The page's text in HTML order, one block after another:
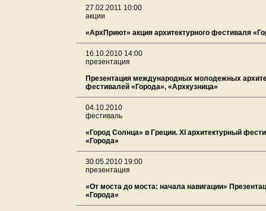
27.02.2011 10:00
акции
«АрхПриют» акция архитектурного фестиваля
16.10.2010 14:00
презентация
Презентация международных молодежных
фестивалей «Города», «Архкузница»
04.10.2010
фестиваль
«Город Солнца» в Греции. XI архитектурный
«Города»
30.05.2010 19:00
презентация
«От моста до моста: начала навигации»
«Города»